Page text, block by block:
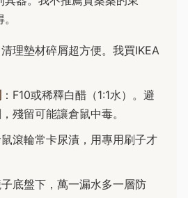
清理墊材碎屑超方便。我買IKEA
：F10或稀釋白醋（1:1水）。避
殘留可能讓倉鼠中毒。
鼠滾輪常卡尿漬，用專用刷子才
子底盤下，萬一漏水多一層防